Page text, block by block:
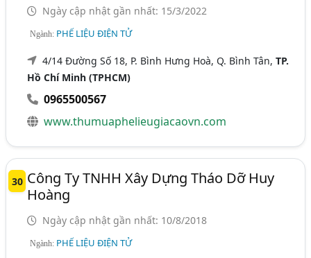
Ngày cập nhật gần nhất: 15/3/2022
Ngành: PHẾ LIỆU ĐIỆN TỬ
4/14 Đường Số 18, P. Bình Hưng Hoà, Q. Bình Tân,TP.
Hồ Chí Minh (TPHCM)
0965500567
www.thumuaphelieugiacaovn.com
30 Công Ty TNHH Xây Dựng Tháo Dỡ Huy
Hoàng
Ngày cập nhật gần nhất: 10/8/2018
Ngành: PHẾ LIỆU ĐIỆN TỬ